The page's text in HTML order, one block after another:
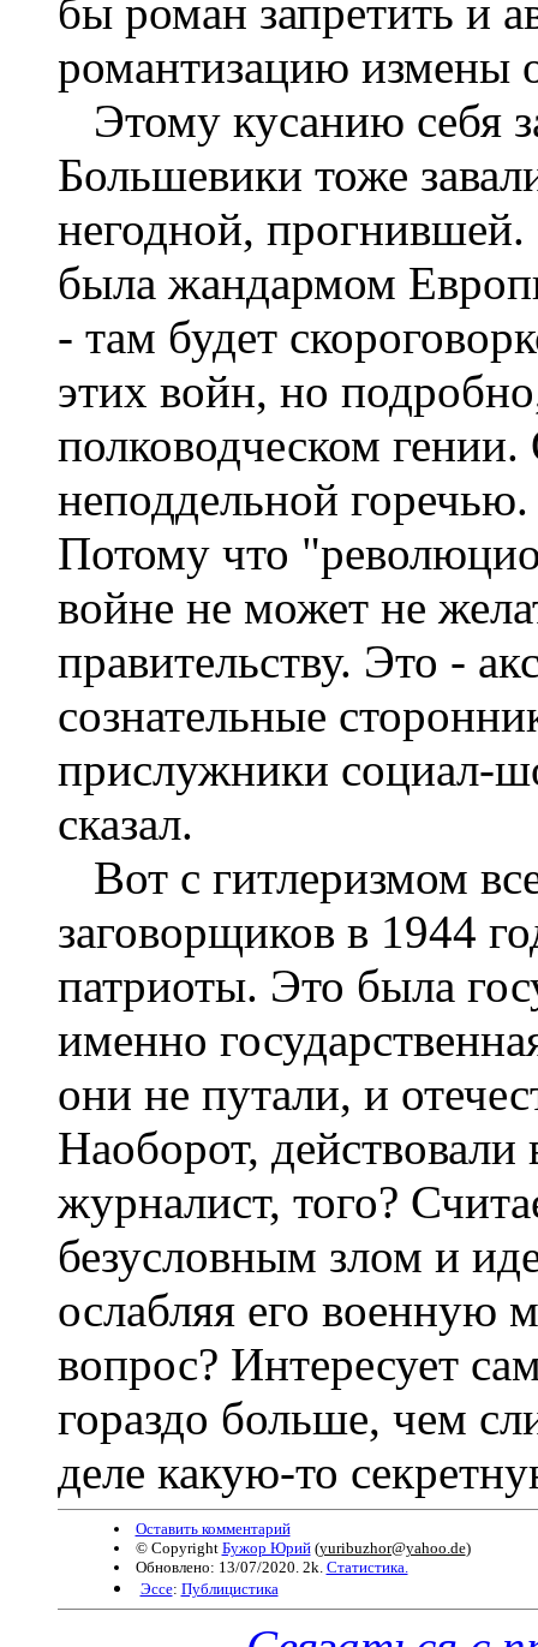
бы роман запретить и
романтизацию измены
Этому кусанию себя
Большевики тоже
негодной,
была жандармом
- там будет
этих войн, но
полководческом
неподдельной
Потому что
войне не может не
правительству. Это -
сознательные
прислужники социал-
сказал.
Вот с гитлеризмом
заговорщиков в 1944
патриоты. Это была
именно
они не путали, и
Наоборот,
журналист, того?
безусловным злом и
ослабляя его военную
вопрос? Интересует
гораздо больше, чем
деле какую-то
Оставить комментарий
© Copyright Бужор Юрий(yuribuzhor@yahoo.de)
Обновлено: 13/07/2020. 2k. Статистика.
Эссе: Публицистика